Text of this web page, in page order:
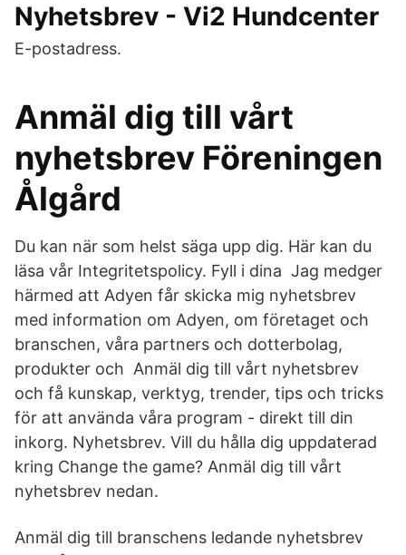
Nyhetsbrev - Vi2 Hundcenter
E-postadress.
Anmäl dig till vårt
nyhetsbrev Föreningen
Ålgård
Du kan när som helst säga upp dig. Här kan du
läsa vår Integritetspolicy. Fyll i dina Jag medger
härmed att Adyen får skicka mig nyhetsbrev
med information om Adyen, om företaget och
branschen, våra partners och dotterbolag,
produkter och Anmäl dig till vårt nyhetsbrev
och få kunskap, verktyg, trender, tips och tricks
för att använda våra program - direkt till din
inkorg. Nyhetsbrev. Vill du hålla dig uppdaterad
kring Change the game? Anmäl dig till vårt
nyhetsbrev nedan.
Anmäl dig till branschens ledande nyhetsbrev